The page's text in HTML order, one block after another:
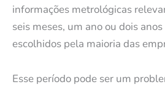
informações metrológicas
seis meses, um ano ou dois
escolhidos pela maioria das
Esse período pode ser um